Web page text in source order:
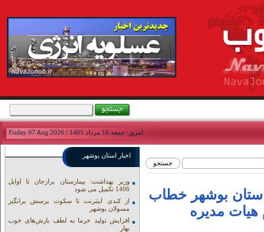
امروز: جمعه 16 مرداد 1405 / Friday 07 Aug 2026
بوشهر خطاب
مدیره
اخبار استان بوشهر
وزیر بهداشت: بیمارستان برازجان تا اوایل
1406 تکمیل می شود
از کندی اینترنت تا سکوت پرسش برانگیز
مسولان بوشهر
افزایش تولید خرما به لطف بارش‌های خوب
بهار